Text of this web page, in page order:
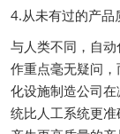
4.从未有过的产品
与人类不同，自
作重点毫无疑问
化设施制造公司
统比人工系统更